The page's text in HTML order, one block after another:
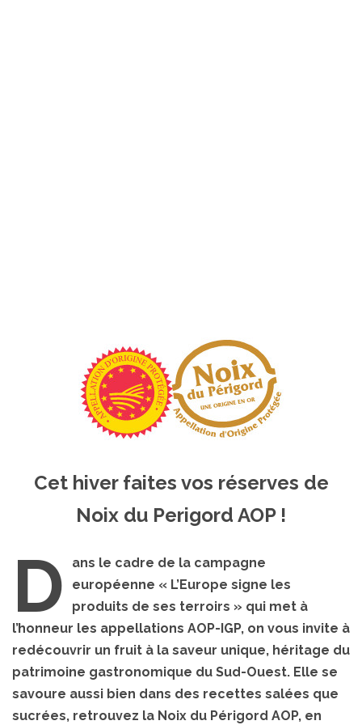
Cet hiver faites vos réserves de
Noix du Perigord AOP !
D
ans le cadre de la campagne
européenne « L’Europe signe les
produits de ses terroirs » qui met à
l’honneur les appellations AOP-IGP, on vous invite à
redécouvrir un fruit à la saveur unique, héritage du
patrimoine gastronomique du Sud-Ouest. Elle se
savoure aussi bien dans des recettes salées que
sucrées, retrouvez la Noix du Périgord AOP, en